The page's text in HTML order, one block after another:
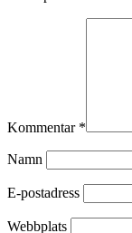
Kommentar *
Namn
E-postadress
Webbplats